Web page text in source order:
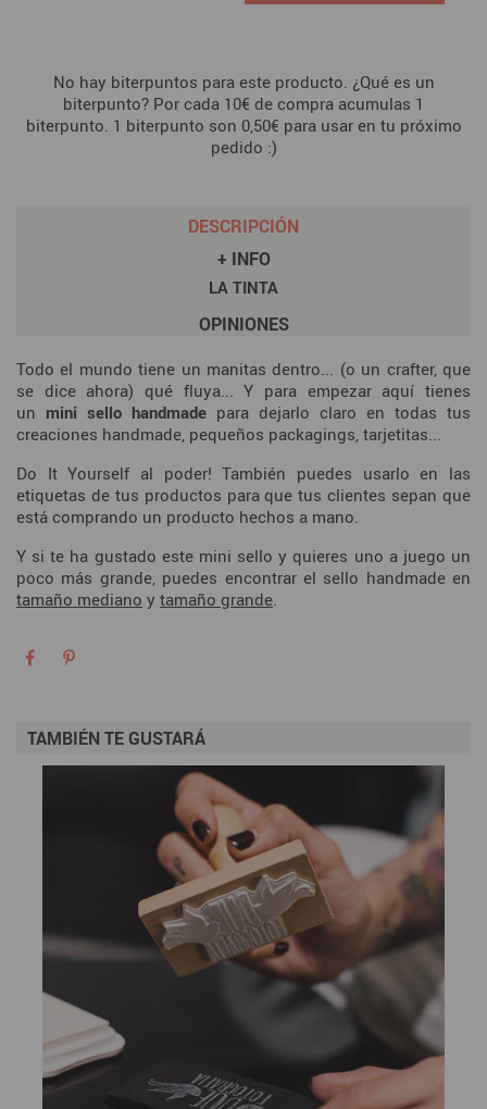
No hay biterpuntos para este producto. ¿Qué es un
biterpunto? Por cada 10€ de compra acumulas 1
biterpunto. 1 biterpunto son 0,50€ para usar en tu próximo
pedido :)
DESCRIPCIÓN
+ INFO
LA TINTA
OPINIONES
Todo el mundo tiene un manitasdentro... (o un crafter, que
se dice ahora) qué fluya... Y para empezar aquí tienes
un mini sello handmade para dejarlo claro en todas tus
creaciones handmade, pequeños packagings, tarjetitas...
Do It Yourself al poder! También puedes usarlo en las
etiquetas de tus productos para que tus clientes sepan que
está comprando un producto hechos a mano.
Y si te ha gustado este mini sello y quieres uno a juego un
poco más grande, puedes encontrar el sello handmade en
tamaño mediano y tamaño grande.
TAMBIÉN TE GUSTARÁ